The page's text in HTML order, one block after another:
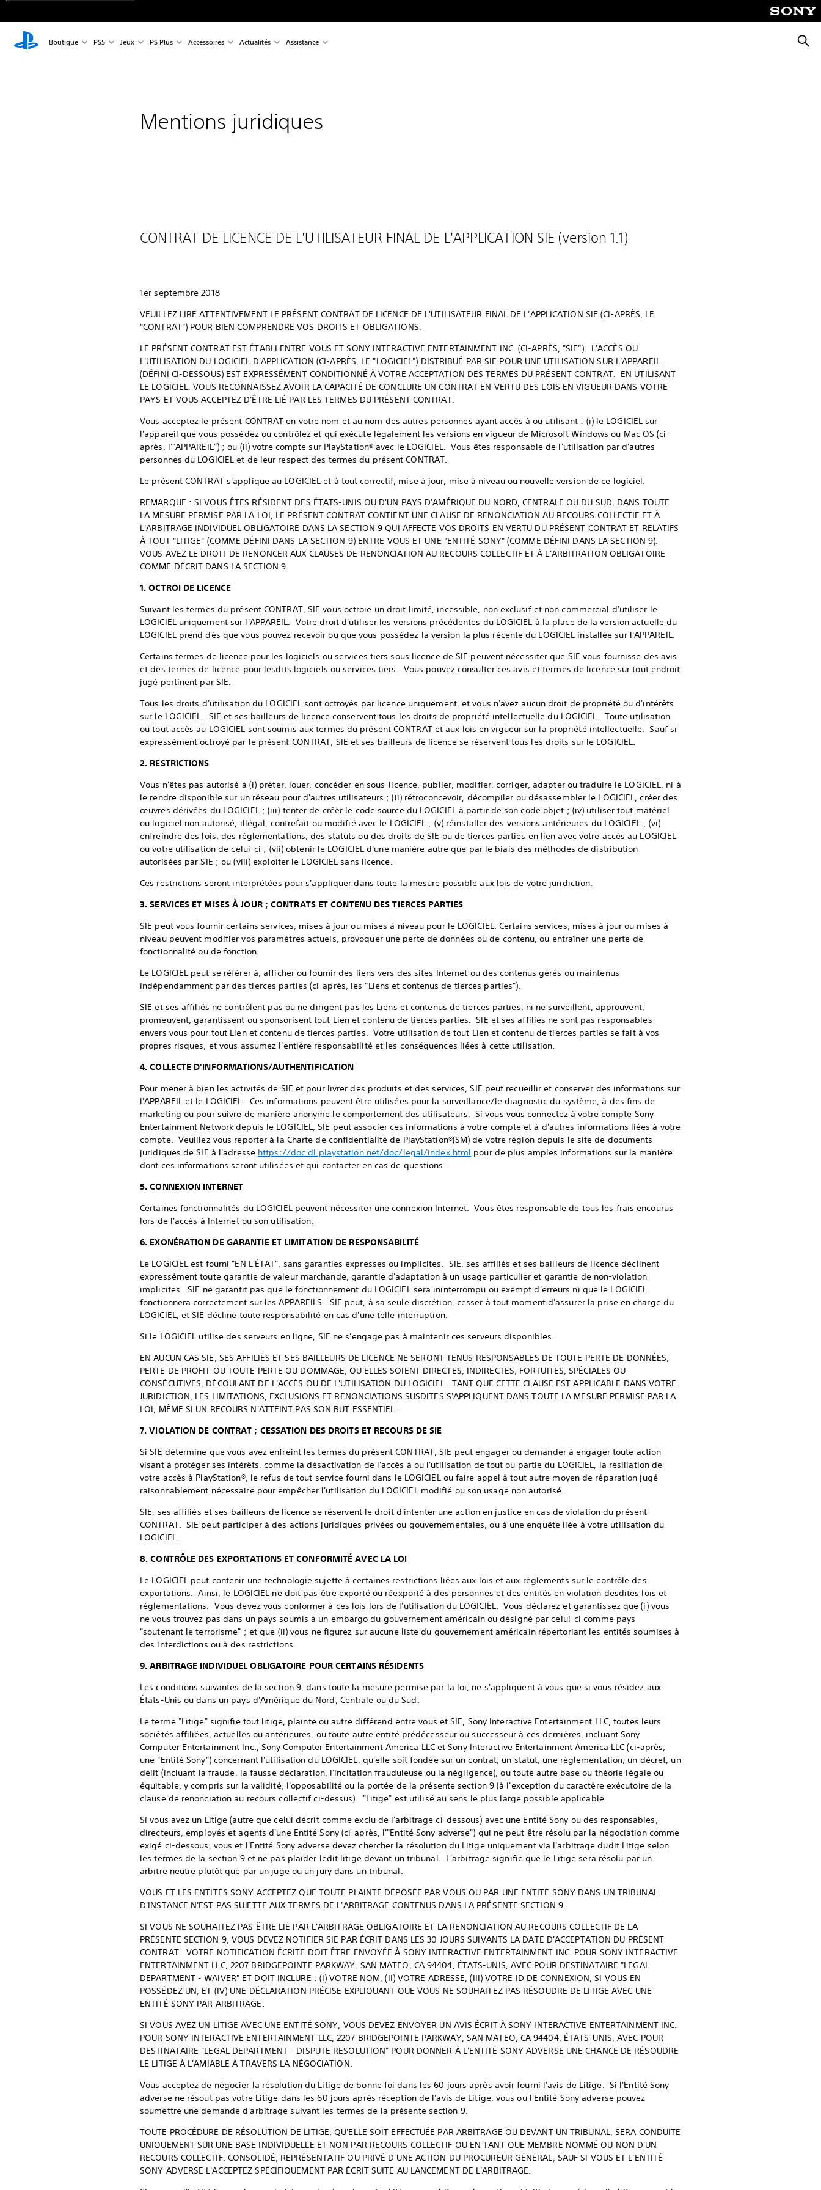
Boutique PS5 Jeux PS Plus Accessoires Actualités Assistance
Mentions juridiques
CONTRAT DE LICENCE DE L'UTILISATEUR FINAL DE L'APPLICATION SIE (version 1.1)
1er septembre 2018
VEUILLEZ LIRE ATTENTIVEMENT LE PRÉSENT CONTRAT DE LICENCE DE L'UTILISATEUR FINAL DE L'APPLICATION SIE (CI-APRÈS, LE
"CONTRAT") POUR BIEN COMPRENDRE VOS DROITS ET OBLIGATIONS.
LE PRÉSENT CONTRAT EST ÉTABLI ENTRE VOUS ET SONY INTERACTIVE ENTERTAINMENT INC. (CI-APRÈS, "SIE"). L'ACCÈS OU
L'UTILISATION DU LOGICIEL D'APPLICATION (CI-APRÈS, LE "LOGICIEL") DISTRIBUÉ PAR SIE POUR UNE UTILISATION SUR L'APPAREIL
(DÉFINI CI-DESSOUS) EST EXPRESSÉMENT CONDITIONNÉ À VOTRE ACCEPTATION DES TERMES DU PRÉSENT CONTRAT. EN UTILISANT
LE LOGICIEL, VOUS RECONNAISSEZ AVOIR LA CAPACITÉ DE CONCLURE UN CONTRAT EN VERTU DES LOIS EN VIGUEUR DANS VOTRE
PAYS ET VOUS ACCEPTEZ D'ÊTRE LIÉ PAR LES TERMES DU PRÉSENT CONTRAT.
Vous acceptez le présent CONTRAT en votre nom et au nom des autres personnes ayant accès à ou utilisant : (i) le LOGICIEL sur
l'appareil que vous possédez ou contrôlez et qui exécute légalement les versions en vigueur de Microsoft Windows ou Mac OS (ci-
après, l'"APPAREIL") ; ou (ii) votre compte sur PlayStation® avec le LOGICIEL. Vous êtes responsable de l'utilisation par d'autres
personnes du LOGICIEL et de leur respect des termes du présent CONTRAT.
Le présent CONTRAT s'applique au LOGICIEL et à tout correctif, mise à jour, mise à niveau ou nouvelle version de ce logiciel.
REMARQUE : SI VOUS ÊTES RÉSIDENT DES ÉTATS-UNIS OU D'UN PAYS D'AMÉRIQUE DU NORD, CENTRALE OU DU SUD, DANS TOUTE
LA MESURE PERMISE PAR LA LOI, LE PRÉSENT CONTRAT CONTIENT UNE CLAUSE DE RENONCIATION AU RECOURS COLLECTIF ET À
L'ARBITRAGE INDIVIDUEL OBLIGATOIRE DANS LA SECTION 9 QUI AFFECTE VOS DROITS EN VERTU DU PRÉSENT CONTRAT ET RELATIFS
À TOUT "LITIGE" (COMME DÉFINI DANS LA SECTION 9) ENTRE VOUS ET UNE "ENTITÉ SONY" (COMME DÉFINI DANS LA SECTION 9).
VOUS AVEZ LE DROIT DE RENONCER AUX CLAUSES DE RENONCIATION AU RECOURS COLLECTIF ET À L'ARBITRATION OBLIGATOIRE
COMME DÉCRIT DANS LA SECTION 9.
1. OCTROI DE LICENCE
Suivant les termes du présent CONTRAT, SIE vous octroie un droit limité, incessible, non exclusif et non commercial d'utiliser le
LOGICIEL uniquement sur l'APPAREIL. Votre droit d'utiliser les versions précédentes du LOGICIEL à la place de la version actuelle du
LOGICIEL prend dès que vous pouvez recevoir ou que vous possédez la version la plus récente du LOGICIEL installée sur l'APPAREIL.
Certains termes de licence pour les logiciels ou services tiers sous licence de SIE peuvent nécessiter que SIE vous fournisse des avis
et des termes de licence pour lesdits logiciels ou services tiers. Vous pouvez consulter ces avis et termes de licence sur tout endroit
jugé pertinent par SIE.
Tous les droits d'utilisation du LOGICIEL sont octroyés par licence uniquement, et vous n'avez aucun droit de propriété ou d'intérêts
sur le LOGICIEL. SIE et ses bailleurs de licence conservent tous les droits de propriété intellectuelle du LOGICIEL. Toute utilisation
ou tout accès au LOGICIEL sont soumis aux termes du présent CONTRAT et aux lois en vigueur sur la propriété intellectuelle. Sauf si
expressément octroyé par le présent CONTRAT, SIE et ses bailleurs de licence se réservent tous les droits sur le LOGICIEL.
2. RESTRICTIONS
Vous n'êtes pas autorisé à (i) prêter, louer, concéder en sous-licence, publier, modifier, corriger, adapter ou traduire le LOGICIEL, ni à
le rendre disponible sur un réseau pour d'autres utilisateurs ; (ii) rétroconcevoir, décompiler ou désassembler le LOGICIEL, créer des
œuvres dérivées du LOGICIEL ; (iii) tenter de créer le code source du LOGICIEL à partir de son code objet ; (iv) utiliser tout matériel
ou logiciel non autorisé, illégal, contrefait ou modifié avec le LOGICIEL ; (v) réinstaller des versions antérieures du LOGICIEL ; (vi)
enfreindre des lois, des réglementations, des statuts ou des droits de SIE ou de tierces parties en lien avec votre accès au LOGICIEL
ou votre utilisation de celui-ci ; (vii) obtenir le LOGICIEL d'une manière autre que par le biais des méthodes de distribution
autorisées par SIE ; ou (viii) exploiter le LOGICIEL sans licence.
Ces restrictions seront interprétées pour s'appliquer dans toute la mesure possible aux lois de votre juridiction.
3. SERVICES ET MISES À JOUR ; CONTRATS ET CONTENU DES TIERCES PARTIES
SIE peut vous fournir certains services, mises à jour ou mises à niveau pour le LOGICIEL. Certains services, mises à jour ou mises à
niveau peuvent modifier vos paramètres actuels, provoquer une perte de données ou de contenu, ou entraîner une perte de
fonctionnalité ou de fonction.
Le LOGICIEL peut se référer à, afficher ou fournir des liens vers des sites Internet ou des contenus gérés ou maintenus
indépendamment par des tierces parties (ci-après, les "Liens et contenus de tierces parties").
SIE et ses affiliés ne contrôlent pas ou ne dirigent pas les Liens et contenus de tierces parties, ni ne surveillent, approuvent,
promeuvent, garantissent ou sponsorisent tout Lien et contenu de tierces parties. SIE et ses affiliés ne sont pas responsables
envers vous pour tout Lien et contenu de tierces parties. Votre utilisation de tout Lien et contenu de tierces parties se fait à vos
propres risques, et vous assumez l'entière responsabilité et les conséquences liées à cette utilisation.
4. COLLECTE D'INFORMATIONS/AUTHENTIFICATION
Pour mener à bien les activités de SIE et pour livrer des produits et des services, SIE peut recueillir et conserver des informations sur
l'APPAREIL et le LOGICIEL. Ces informations peuvent être utilisées pour la surveillance/le diagnostic du système, à des fins de
marketing ou pour suivre de manière anonyme le comportement des utilisateurs. Si vous vous connectez à votre compte Sony
Entertainment Network depuis le LOGICIEL, SIE peut associer ces informations à votre compte et à d'autres informations liées à votre
compte. Veuillez vous reporter à la Charte de confidentialité de PlayStation®(SM) de votre région depuis le site de documents
juridiques de SIE à l'adresse https://doc.dl.playstation.net/doc/legal/index.html pour de plus amples informations sur la manière
dont ces informations seront utilisées et qui contacter en cas de questions.
5. CONNEXION INTERNET
Certaines fonctionnalités du LOGICIEL peuvent nécessiter une connexion Internet. Vous êtes responsable de tous les frais encourus
lors de l'accès à Internet ou son utilisation.
6. EXONÉRATION DE GARANTIE ET LIMITATION DE RESPONSABILITÉ
Le LOGICIEL est fourni "EN L'ÉTAT", sans garanties expresses ou implicites. SIE, ses affiliés et ses bailleurs de licence déclinent
expressément toute garantie de valeur marchande, garantie d'adaptation à un usage particulier et garantie de non-violation
implicites. SIE ne garantit pas que le fonctionnement du LOGICIEL sera ininterrompu ou exempt d'erreurs ni que le LOGICIEL
fonctionnera correctement sur les APPAREILS. SIE peut, à sa seule discrétion, cesser à tout moment d'assurer la prise en charge du
LOGICIEL, et SIE décline toute responsabilité en cas d'une telle interruption.
Si le LOGICIEL utilise des serveurs en ligne, SIE ne s'engage pas à maintenir ces serveurs disponibles.
EN AUCUN CAS SIE, SES AFFILIÉS ET SES BAILLEURS DE LICENCE NE SERONT TENUS RESPONSABLES DE TOUTE PERTE DE DONNÉES,
PERTE DE PROFIT OU TOUTE PERTE OU DOMMAGE, QU'ELLES SOIENT DIRECTES, INDIRECTES, FORTUITES, SPÉCIALES OU
CONSÉCUTIVES, DÉCOULANT DE L'ACCÈS OU DE L'UTILISATION DU LOGICIEL. TANT QUE CETTE CLAUSE EST APPLICABLE DANS VOTRE
JURIDICTION, LES LIMITATIONS, EXCLUSIONS ET RENONCIATIONS SUSDITES S'APPLIQUENT DANS TOUTE LA MESURE PERMISE PAR LA
LOI, MÊME SI UN RECOURS N'ATTEINT PAS SON BUT ESSENTIEL.
7. VIOLATION DE CONTRAT ; CESSATION DES DROITS ET RECOURS DE SIE
Si SIE détermine que vous avez enfreint les termes du présent CONTRAT, SIE peut engager ou demander à engager toute action
visant à protéger ses intérêts, comme la désactivation de l'accès à ou l'utilisation de tout ou partie du LOGICIEL, la résiliation de
votre accès à PlayStation®, le refus de tout service fourni dans le LOGICIEL ou faire appel à tout autre moyen de réparation jugé
raisonnablement nécessaire pour empêcher l'utilisation du LOGICIEL modifié ou son usage non autorisé.
SIE, ses affiliés et ses bailleurs de licence se réservent le droit d'intenter une action en justice en cas de violation du présent
CONTRAT. SIE peut participer à des actions juridiques privées ou gouvernementales, ou à une enquête liée à votre utilisation du
LOGICIEL.
8. CONTRÔLE DES EXPORTATIONS ET CONFORMITÉ AVEC LA LOI
Le LOGICIEL peut contenir une technologie sujette à certaines restrictions liées aux lois et aux règlements sur le contrôle des
exportations. Ainsi, le LOGICIEL ne doit pas être exporté ou réexporté à des personnes et des entités en violation desdites lois et
réglementations. Vous devez vous conformer à ces lois lors de l'utilisation du LOGICIEL. Vous déclarez et garantissez que (i) vous
ne vous trouvez pas dans un pays soumis à un embargo du gouvernement américain ou désigné par celui-ci comme pays
"soutenant le terrorisme" ; et que (ii) vous ne figurez sur aucune liste du gouvernement américain répertoriant les entités soumises à
des interdictions ou à des restrictions.
9. ARBITRAGE INDIVIDUEL OBLIGATOIRE POUR CERTAINS RÉSIDENTS
Les conditions suivantes de la section 9, dans toute la mesure permise par la loi, ne s'appliquent à vous que si vous résidez aux
États-Unis ou dans un pays d'Amérique du Nord, Centrale ou du Sud.
Le terme "Litige" signifie tout litige, plainte ou autre différend entre vous et SIE, Sony Interactive Entertainment LLC, toutes leurs
sociétés affiliées, actuelles ou antérieures, ou toute autre entité prédécesseur ou successeur à ces dernières, incluant Sony
Computer Entertainment Inc., Sony Computer Entertainment America LLC et Sony Interactive Entertainment America LLC (ci-après,
une "Entité Sony") concernant l'utilisation du LOGICIEL, qu'elle soit fondée sur un contrat, un statut, une réglementation, un décret, un
délit (incluant la fraude, la fausse déclaration, l'incitation frauduleuse ou la négligence), ou toute autre base ou théorie légale ou
équitable, y compris sur la validité, l'opposabilité ou la portée de la présente section 9 (à l'exception du caractère exécutoire de la
clause de renonciation au recours collectif ci-dessus). "Litige" est utilisé au sens le plus large possible applicable.
Si vous avez un Litige (autre que celui décrit comme exclu de l'arbitrage ci-dessous) avec une Entité Sony ou des responsables,
directeurs, employés et agents d'une Entité Sony (ci-après, l'"Entité Sony adverse") qui ne peut être résolu par la négociation comme
exigé ci-dessous, vous et l'Entité Sony adverse devez chercher la résolution du Litige uniquement via l'arbitrage dudit Litige selon
les termes de la section 9 et ne pas plaider ledit litige devant un tribunal. L'arbitrage signifie que le Litige sera résolu par un
arbitre neutre plutôt que par un juge ou un jury dans un tribunal.
VOUS ET LES ENTITÉS SONY ACCEPTEZ QUE TOUTE PLAINTE DÉPOSÉE PAR VOUS OU PAR UNE ENTITÉ SONY DANS UN TRIBUNAL
D'INSTANCE N'EST PAS SUJETTE AUX TERMES DE L'ARBITRAGE CONTENUS DANS LA PRÉSENTE SECTION 9.
SI VOUS NE SOUHAITEZ PAS ÊTRE LIÉ PAR L'ARBITRAGE OBLIGATOIRE ET LA RENONCIATION AU RECOURS COLLECTIF DE LA
PRÉSENTE SECTION 9, VOUS DEVEZ NOTIFIER SIE PAR ÉCRIT DANS LES 30 JOURS SUIVANTS LA DATE D'ACCEPTATION DU PRÉSENT
CONTRAT. VOTRE NOTIFICATION ÉCRITE DOIT ÊTRE ENVOYÉE À SONY INTERACTIVE ENTERTAINMENT INC. POUR SONY INTERACTIVE
ENTERTAINMENT LLC, 2207 BRIDGEPOINTE PARKWAY, SAN MATEO, CA 94404, ÉTATS-UNIS, AVEC POUR DESTINATAIRE "LEGAL
DEPARTMENT - WAIVER" ET DOIT INCLURE : (I) VOTRE NOM, (II) VOTRE ADRESSE, (III) VOTRE ID DE CONNEXION, SI VOUS EN
POSSÉDEZ UN, ET (IV) UNE DÉCLARATION PRÉCISE EXPLIQUANT QUE VOUS NE SOUHAITEZ PAS RÉSOUDRE DE LITIGE AVEC UNE
ENTITÉ SONY PAR ARBITRAGE.
SI VOUS AVEZ UN LITIGE AVEC UNE ENTITÉ SONY, VOUS DEVEZ ENVOYER UN AVIS ÉCRIT À SONY INTERACTIVE ENTERTAINMENT INC.
POUR SONY INTERACTIVE ENTERTAINMENT LLC, 2207 BRIDGEPOINTE PARKWAY, SAN MATEO, CA 94404, ÉTATS-UNIS, AVEC POUR
DESTINATAIRE "LEGAL DEPARTMENT - DISPUTE RESOLUTION" POUR DONNER À L'ENTITÉ SONY ADVERSE UNE CHANCE DE RÉSOUDRE
LE LITIGE À L'AMIABLE À TRAVERS LA NÉGOCIATION.
Vous acceptez de négocier la résolution du Litige de bonne foi dans les 60 jours après avoir fourni l'avis de Litige. Si l'Entité Sony
adverse ne résout pas votre Litige dans les 60 jours après réception de l'avis de Litige, vous ou l'Entité Sony adverse pouvez
soumettre une demande d'arbitrage suivant les termes de la présente section 9.
TOUTE PROCÉDURE DE RÉSOLUTION DE LITIGE, QU'ELLE SOIT EFFECTUÉE PAR ARBITRAGE OU DEVANT UN TRIBUNAL, SERA CONDUITE
UNIQUEMENT SUR UNE BASE INDIVIDUELLE ET NON PAR RECOURS COLLECTIF OU EN TANT QUE MEMBRE NOMMÉ OU NON D'UN
RECOURS COLLECTIF, CONSOLIDÉ, REPRÉSENTATIF OU PRIVÉ D'UNE ACTION DU PROCUREUR GÉNÉRAL, SAUF SI VOUS ET L'ENTITÉ
SONY ADVERSE L'ACCEPTEZ SPÉCIFIQUEMENT PAR ÉCRIT SUITE AU LANCEMENT DE L'ARBITRAGE.